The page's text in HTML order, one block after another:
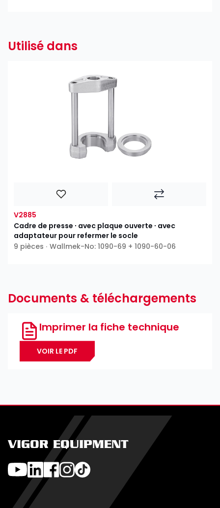
Utilisé dans
V2885
Cadre de presse ∙ avec plaque ouverte ∙ avec
adaptateur pour refermer le socle
9 pièces ∙ Wallmek-No: 1090-69 + 1090-60-06
Documents & téléchargements
Imprimer la fiche technique
VOIR LE PDF
VIGOR EQUIPMENT